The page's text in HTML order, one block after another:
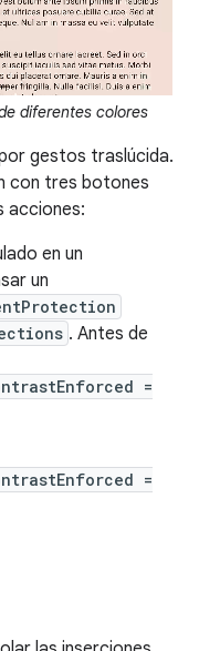
diferentes colores
gestos traslúcida.
con tres botones
acciones:
en un
un
. Antes de
=
=